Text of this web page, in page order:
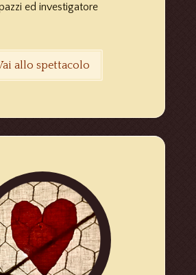
ed investigatore
allo spettacolo